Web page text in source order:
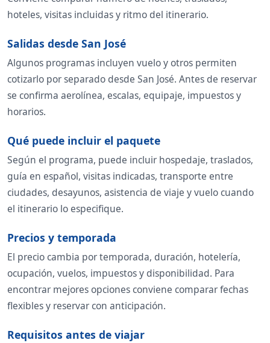
hoteles, visitas incluidas y ritmo del itinerario.
Salidas desde San José
Algunos programas incluyen vuelo y otros permiten
cotizarlo por separado desde San José. Antes de reservar
se confirma aerolínea, escalas, equipaje, impuestos y
horarios.
Qué puede incluir el paquete
Según el programa, puede incluir hospedaje, traslados,
guía en español, visitas indicadas, transporte entre
ciudades, desayunos, asistencia de viaje y vuelo cuando
el itinerario lo especifique.
Precios y temporada
El precio cambia por temporada, duración, hotelería,
ocupación, vuelos, impuestos y disponibilidad. Para
encontrar mejores opciones conviene comparar fechas
flexibles y reservar con anticipación.
Requisitos antes de viajar